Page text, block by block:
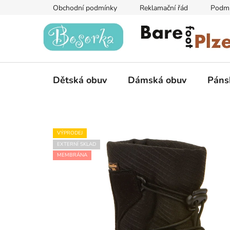
Obchodní podmínky Reklamační řád
Dětská obuv Dámská obuv
VÝPRODEJ
EXTERNÍ SKLAD
MEMBRÁNA